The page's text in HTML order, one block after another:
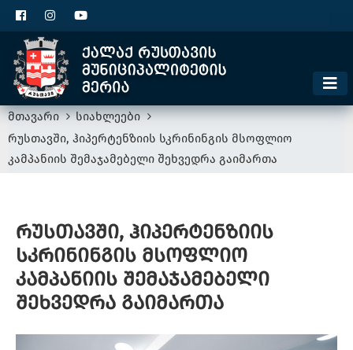
მთავარი
სიახლეები
რუსთავში, ჰიპერტენზიის სკრინინგის მსოფლიო
კამპანიის შემაჯამებელი შეხვედრა გაიმართა
რუსთავში, ჰიპერტენზიის
სკრინინგის მსოფლიო
კამპანიის შემაჯამებელი
შეხვედრა გაიმართა